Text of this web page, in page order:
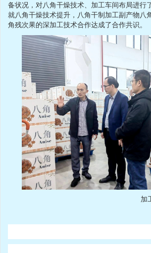
备状况，对八角干燥技术、加工车间布局进行
就八角干燥技术提升，八角干制加工副产物八
角残次果的深加工技术合作达成了合作共识。
加